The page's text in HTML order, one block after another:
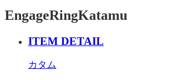
EngageRingKatamu
ITEM DETAIL
カタム